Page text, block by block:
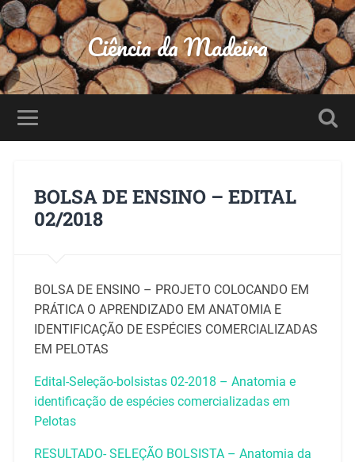
Ciência da Madeira
BOLSA DE ENSINO – EDITAL
02/2018
BOLSA DE ENSINO – PROJETO COLOCANDO EM
PRÁTICA O APRENDIZADO EM ANATOMIA E
IDENTIFICAÇÃO DE ESPÉCIES COMERCIALIZADAS
EM PELOTAS
Edital-Seleção-bolsistas 02-2018 – Anatomia e
identificação de espécies comercializadas em
Pelotas
RESULTADO- SELEÇÃO BOLSISTA – Anatomia da